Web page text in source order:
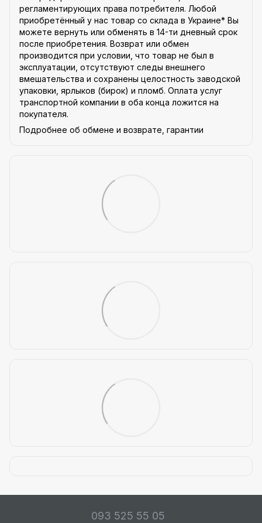
регламентирующих права потребителя. Любой
приобретённый у нас товар со склада в Украине* Вы
можете вернуть или обменять в 14-ти дневный срок
после приобретения. Возврат или обмен
производится при условии, что товар не был в
эксплуатации, отсутствуют следы внешнего
вмешательства и сохранены целостность заводской
упаковки, ярлыков (бирок) и пломб. Оплата услуг
транспортной компании в оба конца ложится на
покупателя.
Подробнее об обмене и возврате, гарантии
093 525 55 05